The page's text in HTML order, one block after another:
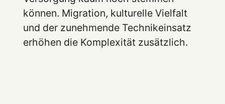
können. Migration, kulturelle Vielfalt
und der zunehmende Technikeinsatz
erhöhen die Komplexität zusätzlich.